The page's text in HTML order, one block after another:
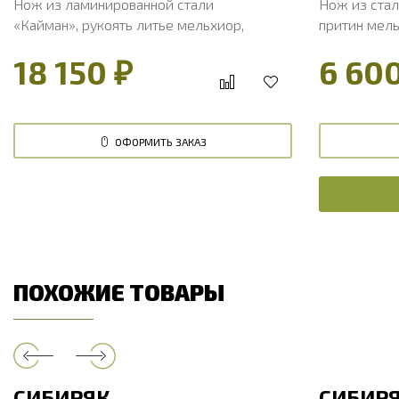
Нож из ламинированной стали
«Кайман», рукоять литье мельхиор,
карельская береза
18 150 ₽
ОФОРМИТЬ ЗАКАЗ
Нож из
притин
6
ПОХОЖИЕ ТОВАРЫ